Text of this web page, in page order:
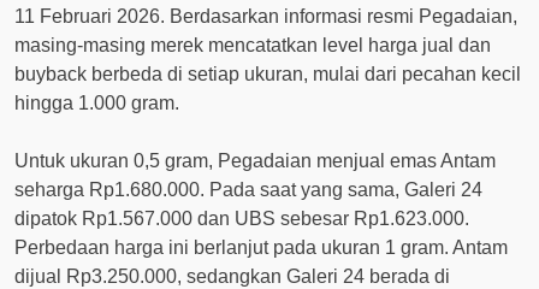
11 Februari 2026. Berdasarkan informasi resmi Pegadaian,
masing-masing merek mencatatkan level harga jual dan
buyback berbeda di setiap ukuran, mulai dari pecahan kecil
hingga 1.000 gram.
Untuk ukuran 0,5 gram, Pegadaian menjual emas Antam
seharga Rp1.680.000. Pada saat yang sama, Galeri 24
dipatok Rp1.567.000 dan UBS sebesar Rp1.623.000.
Perbedaan harga ini berlanjut pada ukuran 1 gram. Antam
dijual Rp3.250.000, sedangkan Galeri 24 berada di